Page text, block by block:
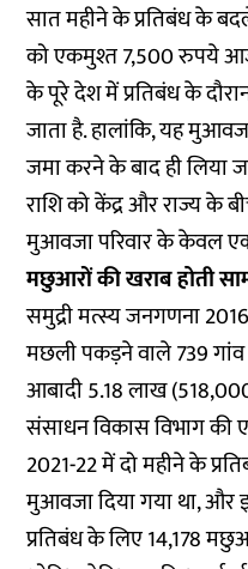
सात महीने के प्रतिबंध के
को एकमुश्त 7,500 रुपये
के पूरे देश में प्रतिबंध के
जाता है. हालांकि, यह
जमा करने के बाद ही
राशि को केंद्र और राज्य के
मुआवजा परिवार के केवल
मछुआरों की खराब होती
समुद्री मत्स्य जनगणना 2016
मछली पकड़ने वाले 739
आबादी 5.18 लाख
संसाधन विकास विभाग की
2021-22 में दो महीने के
मुआवजा दिया गया था, और
प्रतिबंध के लिए 14,178